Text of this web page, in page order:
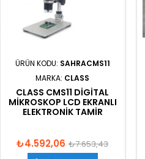
ÜRÜN KODU: SAHRACMS11
MARKA: CLASS
CLASS CMS11 DIGITAL
MIKROSKOP LCD EKRANLI
ELEKTRONIK TAMIR
₺4.592,06 ₺7.653,43